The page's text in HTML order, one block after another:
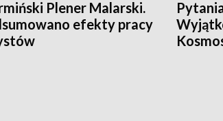
Plener Malarski.
efekty pracy